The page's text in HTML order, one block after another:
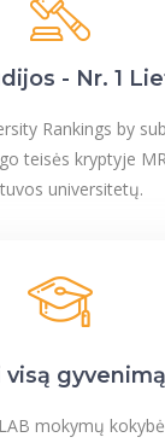
- Nr. 1
Rankings by
teisės kryptyje
universitetų.
visą
mokymų